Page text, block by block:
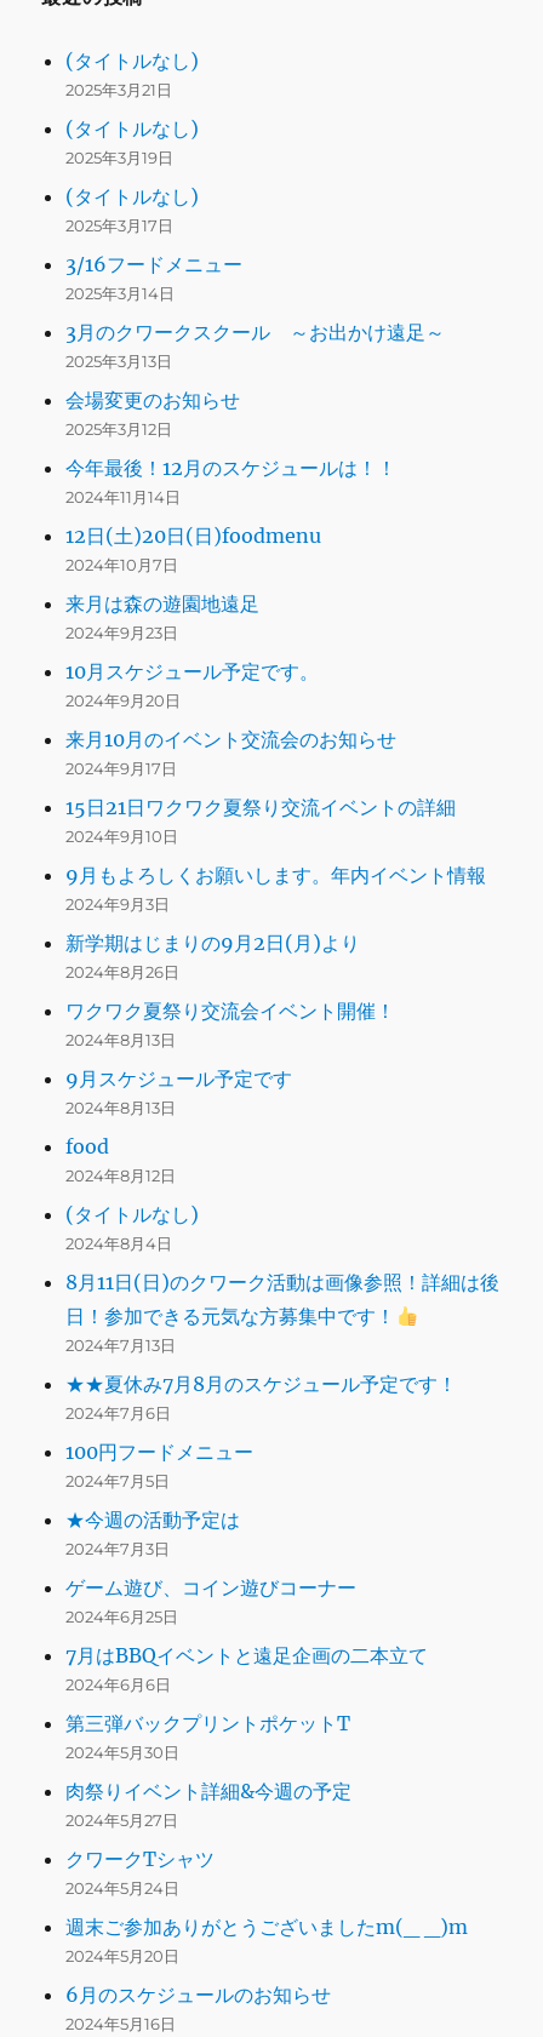
(タイトルなし)
2025年3月21日
(タイトルなし)
2025年3月19日
(タイトルなし)
2025年3月17日
3/16フードメニュー
2025年3月14日
3月のクワークスクール ～お出かけ遠足～
2025年3月13日
会場変更のお知らせ
2025年3月12日
今年最後！12月のスケジュールは！！
2024年11月14日
12日(土)20日(日)foodmenu
2024年10月7日
来月は森の遊園地遠足
2024年9月23日
10月スケジュール予定です。
2024年9月20日
来月10月のイベント交流会のお知らせ
2024年9月17日
15日21日ワクワク夏祭り交流イベントの詳細
2024年9月10日
9月もよろしくお願いします。年内イベント情報
2024年9月3日
新学期はじまりの9月2日(月)より
2024年8月26日
ワクワク夏祭り交流会イベント開催！
2024年8月13日
9月スケジュール予定です
2024年8月13日
food
2024年8月12日
(タイトルなし)
2024年8月4日
8月11日(日)のクワーク活動は画像参照！詳細は後
日！参加できる元気な方募集中です！
2024年7月13日
★★夏休み7月8月のスケジュール予定です！
2024年7月6日
100円フードメニュー
2024年7月5日
★今週の活動予定は
2024年7月3日
ゲーム遊び、コイン遊びコーナー
2024年6月25日
7月はBBQイベントと遠足企画の二本立て
2024年6月6日
第三弾バックプリントポケットT
2024年5月30日
肉祭りイベント詳細&今週の予定
2024年5月27日
クワークTシャツ
2024年5月24日
週末ご参加ありがとうございましたm(_ _)m
2024年5月20日
6月のスケジュールのお知らせ
2024年5月16日